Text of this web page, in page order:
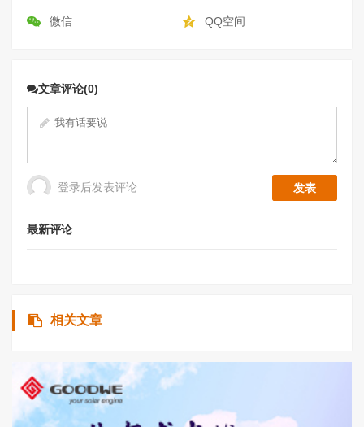
微信 QQ空间
文章评论(0)
登录后发表评论
最新评论
相关文章